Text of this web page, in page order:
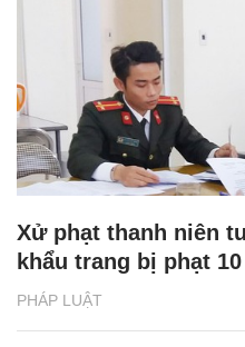
PHÁP LUẬT
Xử phạt thanh niên
khẩu trang bị phạt